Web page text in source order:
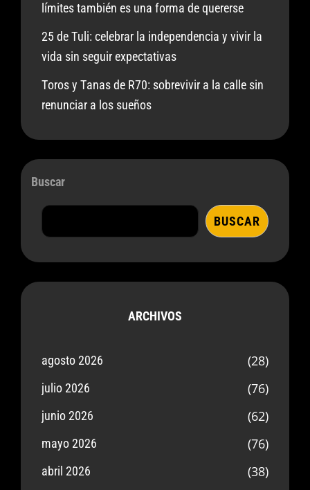
límites también es una forma de quererse
25 de Tuli: celebrar la independencia y vivir la
vida sin seguir expectativas
Toros y Tanas de R70: sobrevivir a la calle sin
renunciar a los sueños
Buscar
BUSCAR
ARCHIVOS
agosto 2026 (28)
julio 2026 (76)
junio 2026 (62)
mayo 2026 (76)
abril 2026 (38)